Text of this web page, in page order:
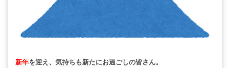
新年を迎え、気持ちも新たにお過ごしの皆さん。